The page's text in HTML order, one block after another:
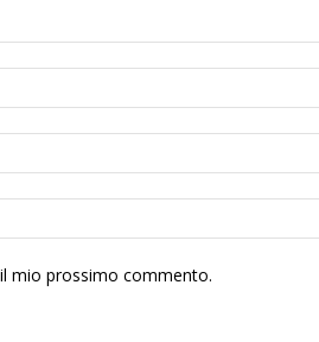
mio prossimo commento.